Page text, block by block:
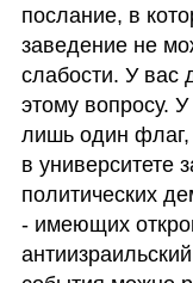
послание, в
заведение не
слабости. У вас
этому вопросу.
лишь один флаг,
в университете
политических
- имеющих